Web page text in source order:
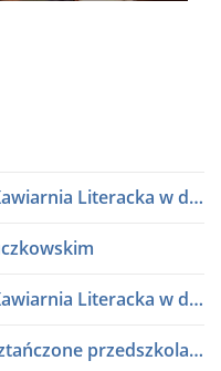
PÓŁKI LITERATURY I SZTUKI - Kawiarnia Literacka w dialogu
PÓŁKI LITERATURY I SZTUKI - Kawiarnia Literacka w dialogu
Miejski Przegląd Taneczny "Roztańczone przedszkolaki" lata 80 i 90